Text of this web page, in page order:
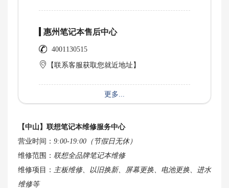
惠州笔记本售后中心
4001130515
【联系客服获取您就近地址】
更多...
【中山】联想笔记本维修服务中心
营业时间： 9:00-19:00（节假日无休）
维修范围： 联想全品牌笔记本维修
维修项目： 主板维修、以旧换新、屏幕更换、电池更换、进水
维修等